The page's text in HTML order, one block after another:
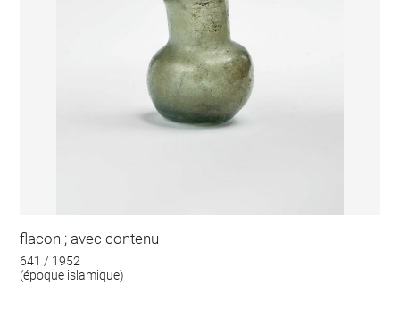
flacon ; avec contenu
641 / 1952
(époque islamique)